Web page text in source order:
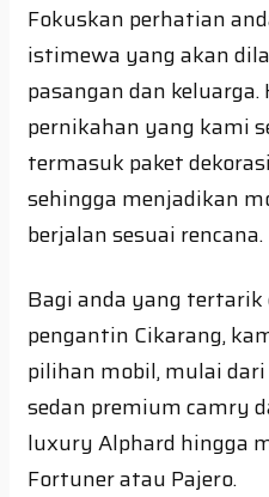
Fokuskan perhatian
istimewa yang akan
pasangan dan
pernikahan yang kami
termasuk paket
sehingga menjadikan
berjalan sesuai rencana.
Bagi anda yang
pengantin Cikarang,
pilihan mobil, mulai
sedan premium camry
luxury Alphard hingga
Fortuner atau Pajero.